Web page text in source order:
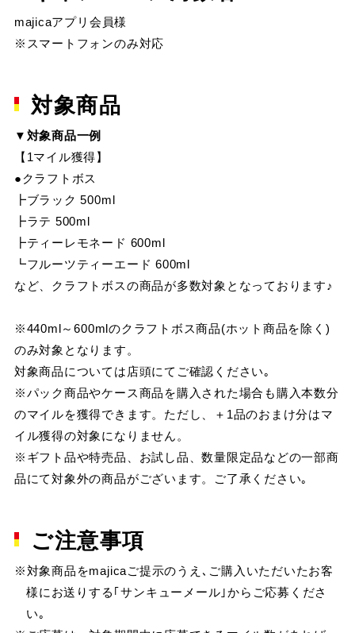
majicaアプリ会員様
※スマートフォンのみ対応
対象商品
▼対象商品一例
【1マイル獲得】
●クラフトボス
┣ブラック 500ml
┣ラテ 500ml
┣ティーレモネード 600ml
┗フルーツティーエード 600ml
など、クラフトボスの商品が多数対象となっております♪
※440ml～600mlのクラフトボス商品(ホット商品を除く)
のみ対象となります。
対象商品については店頭にてご確認ください｡
※パック商品やケース商品を購入された場合も購入本数分
のマイルを獲得できます。ただし、＋1品のおまけ分はマ
イル獲得の対象になりません。
※ギフト品や特売品、お試し品、数量限定品などの一部商
品にて対象外の商品がございます。ご了承ください｡
ご注意事項
※対象商品をmajicaご提示のうえ､ご購入いただいたお客
様にお送りする｢サンキューメール｣からご応募くださ
い｡